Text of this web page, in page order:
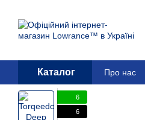
Каталог Про нас
6
6